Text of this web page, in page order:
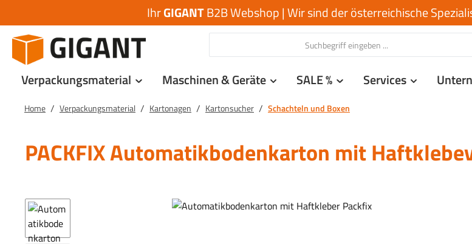
IhrGIGANTB2B Webshop | Wir sind der österreichische
Verpackungsmaterial Maschinen & Geräte SALE % Services
Home / Verpackungsmaterial / Kartonagen / Kartonsucher / Schachteln und Boxen
PACKFIX Automatikbodenkarton mit
Bildergalerie überspringen